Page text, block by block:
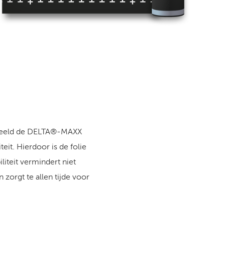
de DELTA®-MAXX
Hierdoor is de folie
vermindert niet
zorgt te allen tijde voor